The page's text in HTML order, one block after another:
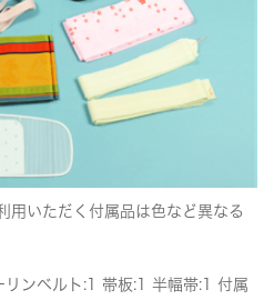
用いただく付属品は色など異なる
ンベルト:1 帯板:1 半幅帯:1 付属